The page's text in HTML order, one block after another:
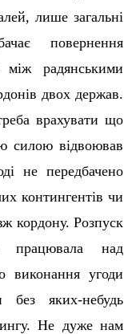
лише загальні
повернення
радянськими
двох держав.
врахувати що
силою відвоював
не передбачено
контингентів чи
кордону. Розпуск
над
виконання угоди
без яких-небудь
Не дуже нам